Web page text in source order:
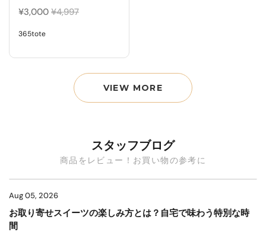
¥3,000 ¥4,997
365tote
VIEW MORE
スタッフブログ
商品をレビュー！お買い物の参考に
Aug 05, 2026
お取り寄せスイーツの楽しみ方とは？自宅で味わう特別な時
間